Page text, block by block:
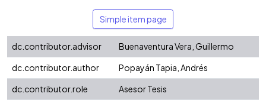
Simple item page
dc.contributor.advisor
Buenaventura Vera, Guillermo
dc.contributor.author
Popayán Tapia, Andrés
dc.contributor.role
Asesor Tesis